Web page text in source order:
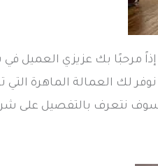
مرحبًا بك عزيزي العميل
لك العمالة الماهرة التي
نتعرف بالتفصيل على